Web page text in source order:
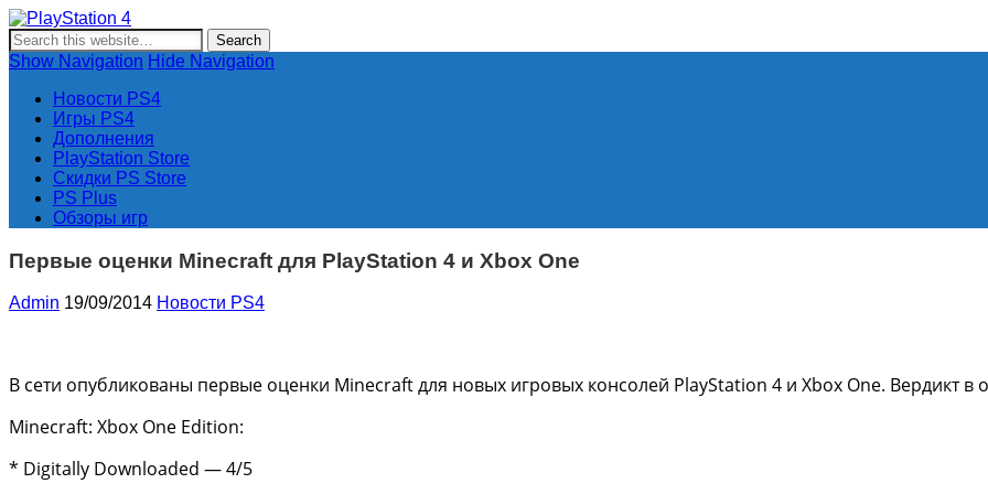
Новости и информация об игровой приставке нового поколения Sony PlayStation 4, новости игр PS4, обзоры игр,
Show Navigation Hide Navigation
Новости PS4
Игры PS4
Дополнения
PlayStation Store
Скидки PS Store
PS Plus
Обзоры игр
Первые оценки Minecraft для PlayStation 4 и Xbox One
Admin 19/09/2014 Новости PS4
В сети опубликованы первые оценки Minecraft для новых игровых консолей PlayStation 4 и Xbox One. Вердикт в
Minecraft: Xbox One Edition:
* Digitally Downloaded — 4/5